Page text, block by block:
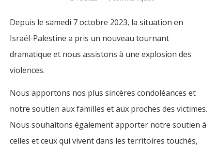
Depuis le samedi 7 octobre 2023, la situation en
Israël-Palestine a pris un nouveau tournant
dramatique et nous assistons à une explosion des
violences.
Nous apportons nos plus sincères condoléances et
notre soutien aux familles et aux proches des victimes.
Nous souhaitons également apporter notre soutien à
celles et ceux qui vivent dans les territoires touchés,